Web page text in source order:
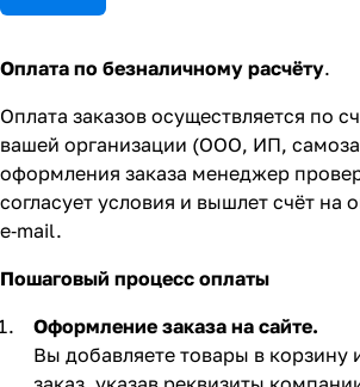
Оплата по безналичному расчёту.
Оплата заказов осуществляется по
вашей организации (ООО, ИП,
оформления заказа менеджер
согласует условия и вышлет счёт на
e‑mail.
Пошаговый процесс оплаты
Оформление заказа на сайте.
Вы добавляете товары в корзину